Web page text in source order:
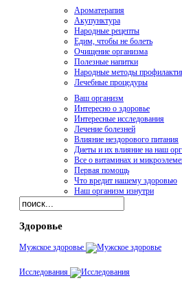
Ароматерапия
Акупунктура
Народные рецепты
Едим, чтобы не болеть
Очищение организма
Полезные напитки
Народные методы
Лечебные процедуры
Ваш организм
Интересно о здоровье
Интересные исследования
Лечение болезней
Влияние нездорового питания
Диеты и их влияние на наш
Все о витаминах и
Первая помощь
Что вредит нашему здоровью
Наш организм изнутри
Здоровье
Мужское здоровье
Исследования